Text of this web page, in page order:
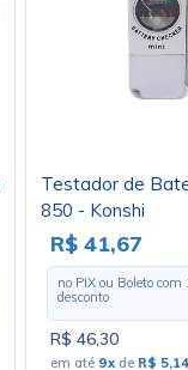
Testador de
850 - Konshi
R$ 41,67
no PIX ou Boleto com
desconto
R$ 46,30
em até 9x de R$ 5,14